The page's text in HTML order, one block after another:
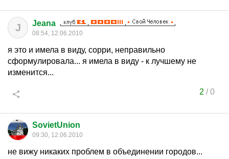
J Jeana
08:54, 12.06.2010
я это и имела в виду, сорри, неправильно
сформулировала... я имела в виду - к лучшему не
изменится...
2 /0
SovietUnion
09:30, 12.06.2010
не вижу никаких проблем в объединении городов...